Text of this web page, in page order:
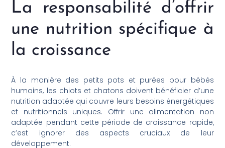
La responsabilité d’offrir
une nutrition spécifique à
la croissance
À la manière des petits pots et purées pour bébés
humains, les chiots et chatons doivent bénéficier d’une
nutrition adaptée qui couvre leurs besoins énergétiques
et nutritionnels uniques. Offrir une alimentation non
adaptée pendant cette période de croissance rapide,
c’est ignorer des aspects cruciaux de leur
développement.